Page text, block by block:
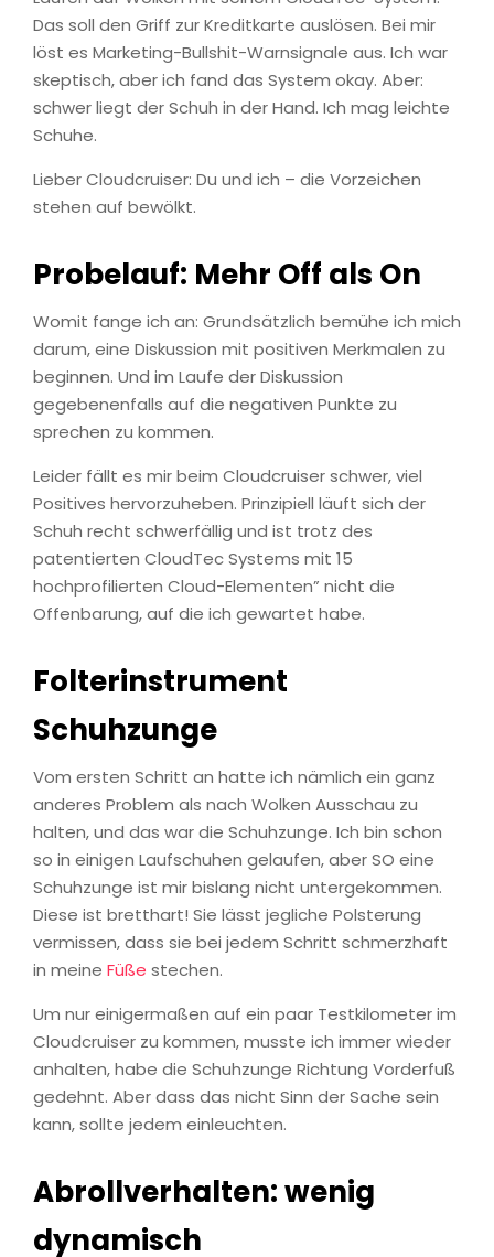
Das soll den Griff zur Kreditkarte auslösen. Bei mir
löst es Marketing-Bullshit-Warnsignale aus. Ich war
skeptisch, aber ich fand das System okay. Aber:
schwer liegt der Schuh in der Hand. Ich mag leichte
Schuhe.
Lieber Cloudcruiser: Du und ich – die Vorzeichen
stehen auf bewölkt.
Probelauf: Mehr Off als On
Womit fange ich an: Grundsätzlich bemühe ich mich
darum, eine Diskussion mit positiven Merkmalen zu
beginnen. Und im Laufe der Diskussion
gegebenenfalls auf die negativen Punkte zu
sprechen zu kommen.
Leider fällt es mir beim Cloudcruiser schwer, viel
Positives hervorzuheben. Prinzipiell läuft sich der
Schuh recht schwerfällig und ist trotz des
patentierten CloudTec Systems mit 15
hochprofilierten Cloud-Elementen” nicht die
Offenbarung, auf die ich gewartet habe.
Folterinstrument
Schuhzunge
Vom ersten Schritt an hatte ich nämlich ein ganz
anderes Problem als nach Wolken Ausschau zu
halten, und das war die Schuhzunge. Ich bin schon
so in einigen Laufschuhen gelaufen, aber SO eine
Schuhzunge ist mir bislang nicht untergekommen.
Diese ist bretthart! Sie lässt jegliche Polsterung
vermissen, dass sie bei jedem Schritt schmerzhaft
in meine Füße stechen.
Um nur einigermaßen auf ein paar Testkilometer im
Cloudcruiser zu kommen, musste ich immer wieder
anhalten, habe die Schuhzunge Richtung Vorderfuß
gedehnt. Aber dass das nicht Sinn der Sache sein
kann, sollte jedem einleuchten.
Abrollverhalten: wenig
dynamisch